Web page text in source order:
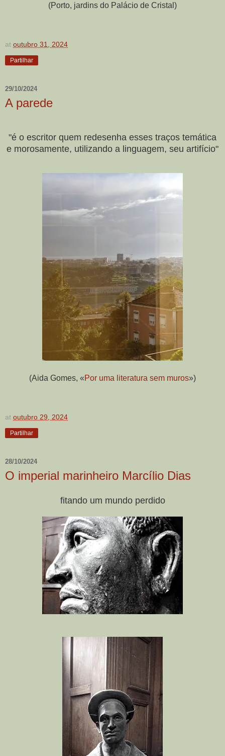
(Porto, jardins do Palácio de Cristal)
at outubro 31, 2024
Partilhar
29/10/2024
A parede
"é o escritor quem redesenha esses traços temática
e morosamente, utilizando a linguagem, seu artifício"
(Aida Gomes, «Por uma literatura sem muros»)
at outubro 29, 2024
Partilhar
28/10/2024
O imperial marinheiro Marcílio Dias
fitando um mundo perdido